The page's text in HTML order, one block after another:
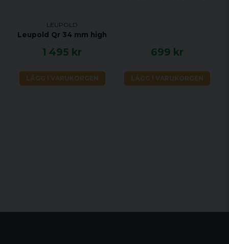
LEUPOLD
Leupold Qr 34 mm high
1 495 kr
LÄGG I VARUKORGEN
699 kr
LÄGG I VARUKORGEN